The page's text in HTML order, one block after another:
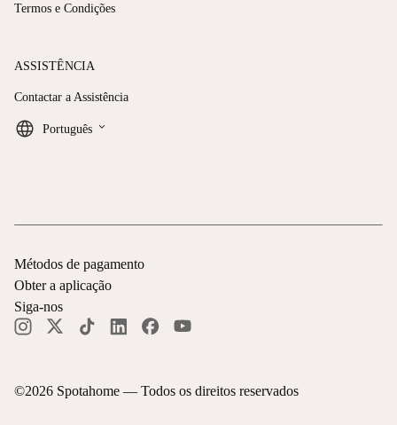
Termos e Condições
ASSISTÊNCIA
Contactar a Assistência
Português keyboard_arrow_down
©2026 Spotahome — Todos os direitos reservados
Métodos de pagamento
Obter a aplicação
Siga-nos